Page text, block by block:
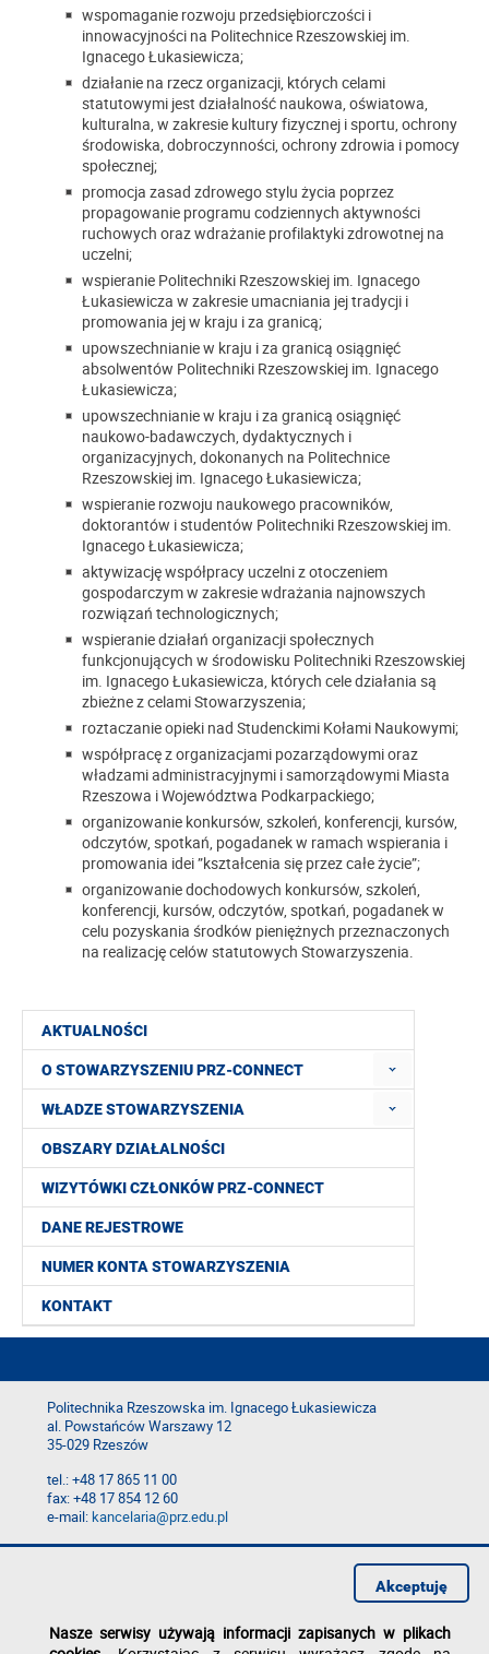
AKTUALNOŚCI
O STOWARZYSZENIU PRZ-CONNECT
WŁADZE STOWARZYSZENIA
OBSZARY DZIAŁALNOŚCI
WIZYTÓWKI CZŁONKÓW PRZ-CONNECT
DANE REJESTROWE
NUMER KONTA STOWARZYSZENIA
KONTAKT
wspomaganie rozwoju przedsiębiorczości i
innowacyjności na Politechnice Rzeszowskiej im.
Ignacego Łukasiewicza;
działanie na rzecz organizacji, których celami
statutowymi jest działalność naukowa, oświatowa,
kulturalna, w zakresie kultury fizycznej i sportu, ochrony
środowiska, dobroczynności, ochrony zdrowia i pomocy
społecznej;
promocja zasad zdrowego stylu życia poprzez
propagowanie programu codziennych aktywności
ruchowych oraz wdrażanie profilaktyki zdrowotnej na
uczelni;
wspieranie Politechniki Rzeszowskiej im. Ignacego
Łukasiewicza w zakresie umacniania jej tradycji i
promowania jej w kraju i za granicą;
upowszechnianie w kraju i za granicą osiągnięć
absolwentów Politechniki Rzeszowskiej im. Ignacego
Łukasiewicza;
upowszechnianie w kraju i za granicą osiągnięć
naukowo-badawczych, dydaktycznych i
organizacyjnych, dokonanych na Politechnice
Rzeszowskiej im. Ignacego Łukasiewicza;
wspieranie rozwoju naukowego pracowników,
doktorantów i studentów Politechniki Rzeszowskiej im.
Ignacego Łukasiewicza;
aktywizację współpracy uczelni z otoczeniem
gospodarczym w zakresie wdrażania najnowszych
rozwiązań technologicznych;
wspieranie działań organizacji społecznych
funkcjonujących w środowisku Politechniki Rzeszowskiej
im. Ignacego Łukasiewicza, których cele działania są
zbieżne z celami Stowarzyszenia;
roztaczanie opieki nad Studenckimi Kołami Naukowymi;
współpracę z organizacjami pozarządowymi oraz
władzami administracyjnymi i samorządowymi Miasta
Rzeszowa i Województwa Podkarpackiego;
organizowanie konkursów, szkoleń, konferencji, kursów,
odczytów, spotkań, pogadanek w ramach wspierania i
promowania idei ”kształcenia się przez całe życie”;
organizowanie dochodowych konkursów, szkoleń,
konferencji, kursów, odczytów, spotkań, pogadanek w
celu pozyskania środków pieniężnych przeznaczonych
na realizację celów statutowych Stowarzyszenia.
Politechnika Rzeszowska im. Ignacego Łukasiewicza
al. Powstańców Warszawy 12
35-029 Rzeszów
tel.: +48 17 865 11 00
fax: +48 17 854 12 60
e-mail:kancelaria@prz.edu.pl
Deklaracja dostępności
Nasze serwisy używają informacji zapisanych w plikach
Akceptuję